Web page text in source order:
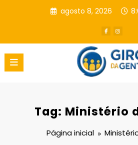
agosto 8, 2026
Tag: Ministério
Página inicial